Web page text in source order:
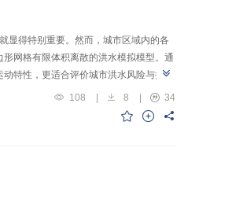
显得特别重要。然而，城市区域内的各
网格有限体积离散的洪水模拟模型。通
特性，更适合评价城市洪水风险与损
108 | 8 |
34